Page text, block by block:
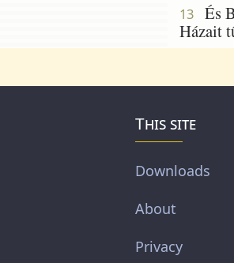
13
És
Házait
This site
Downloads
About
Privacy